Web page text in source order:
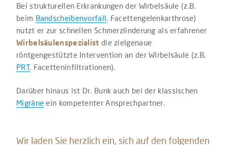
Bei strukturellen Erkrankungen der Wirbelsäule (z.B.
beim Bandscheibenvorfall, Facettengelenkarthrose)
nutzt er zur schnellen Schmerzlinderung als erfahrener
Wirbelsäulenspezialist die zielgenaue
röntgengestützte Intervention an der Wirbelsäule (z.B.
PRT, Facetteninfiltrationen).
Darüber hinaus ist Dr. Bunk auch bei der klassischen
Migräne ein kompetenter Ansprechpartner.
Wir laden Sie herzlich ein, sich auf den folgenden